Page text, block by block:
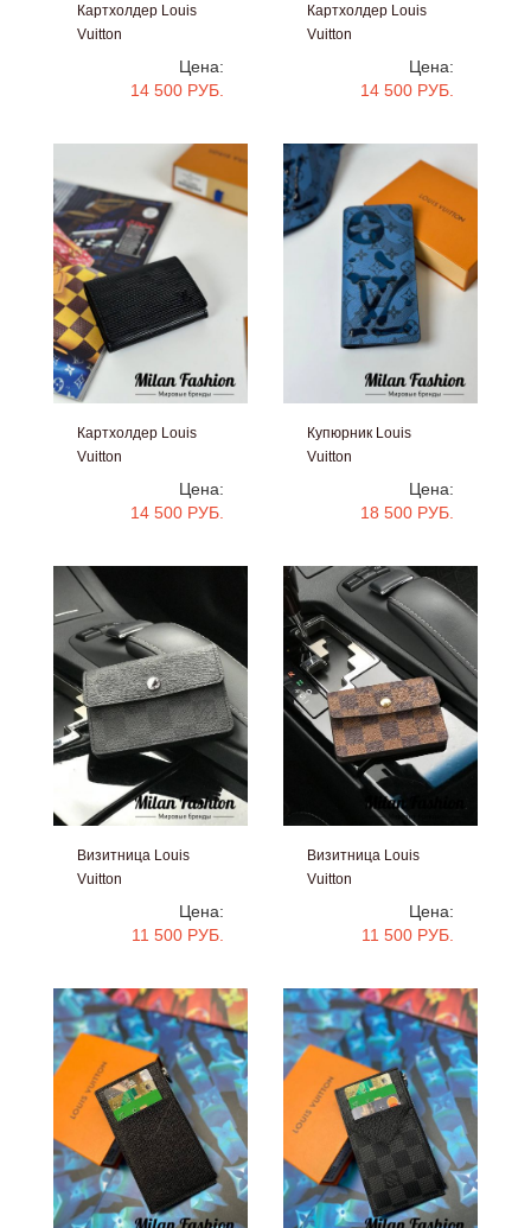
Картхолдер Louis
Vuitton
Цена:
14 500 РУБ.
Картхолдер Louis
Vuitton
Цена:
14 500 РУБ.
Картхолдер Louis
Vuitton
Цена:
14 500 РУБ.
Купюрник Louis
Vuitton
Цена:
18 500 РУБ.
Визитница Louis
Vuitton
Цена:
11 500 РУБ.
Визитница Louis
Vuitton
Цена:
11 500 РУБ.